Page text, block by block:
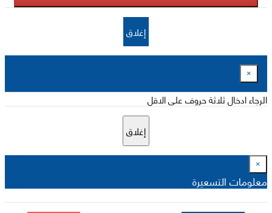
إغلاق
×
الرجاء ادخال ثلاثة حروف على الاقل
إغلاق
×
معلومات التسعيرة